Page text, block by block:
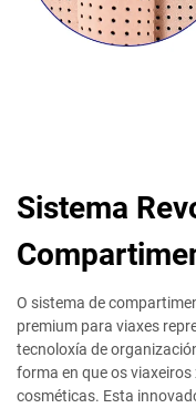
Sistema
O sistema de
premium para viaxes
tecnoloxía de
forma en que os
cosméticas. Esta